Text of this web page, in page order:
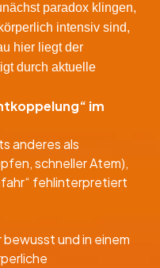
paradox klingen,
intensiv sind,
hier liegt der
durch aktuelle
im
anderes als
schneller Atem),
fehlinterpretiert
und in einem